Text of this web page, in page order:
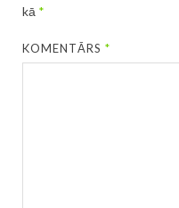
kā *
KOMENTĀRS*